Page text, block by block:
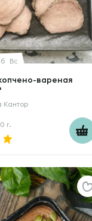
Вс
вареная
Кантор
г.